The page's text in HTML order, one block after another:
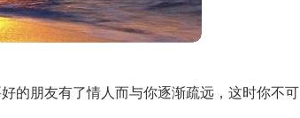
的朋友有了情人而与你逐渐疏远，这时你不可